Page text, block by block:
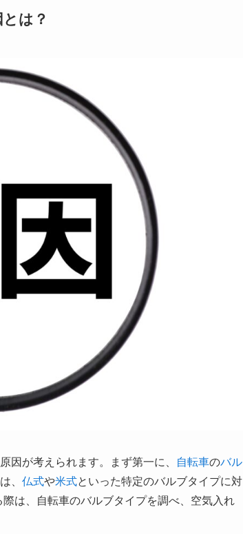
は？
因が考えられます。まず第一に、 自転車のバル
、 仏式や米式といった特定のバルブタイプに対
は、自転車のバルブタイプを調べ、空気入れ